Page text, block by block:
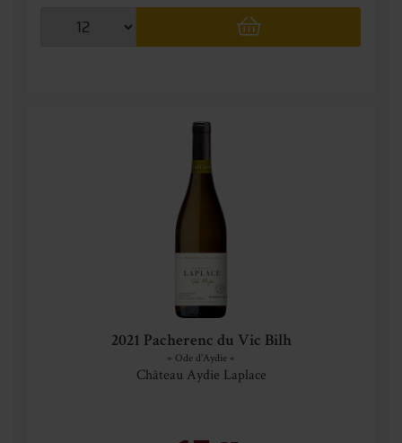
2021 Pacherenc du Vic Bilh
» Ode d'Aydie «
Château Aydie Laplace